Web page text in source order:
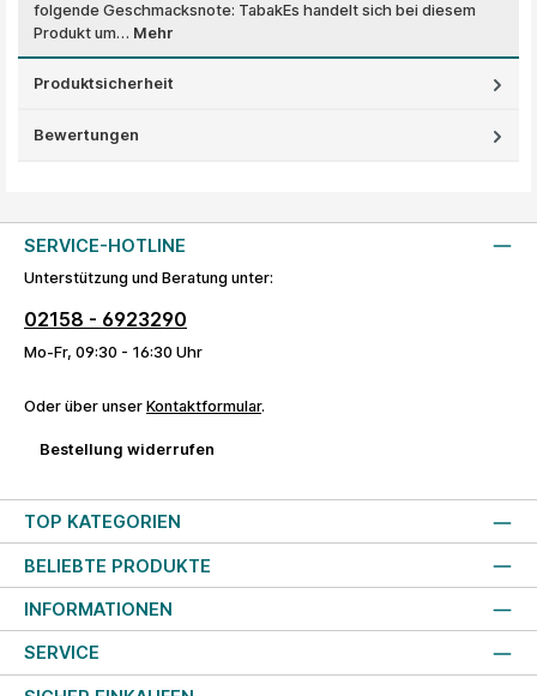
folgende Geschmacksnote: TabakEs handelt sich bei diesem
Produkt um… Mehr
Produktsicherheit
Bewertungen
SERVICE-HOTLINE
Unterstützung und Beratung unter:
02158 - 6923290
Mo-Fr, 09:30 - 16:30 Uhr
Oder über unser Kontaktformular.
Bestellung widerrufen
TOP KATEGORIEN
BELIEBTE PRODUKTE
INFORMATIONEN
SERVICE